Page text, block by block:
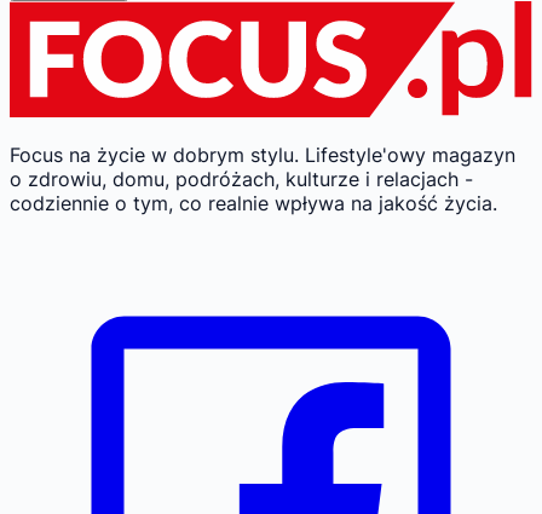
Focus na życie w dobrym stylu. Lifestyle'owy magazyn
o zdrowiu, domu, podróżach, kulturze i relacjach -
codziennie o tym, co realnie wpływa na jakość życia.